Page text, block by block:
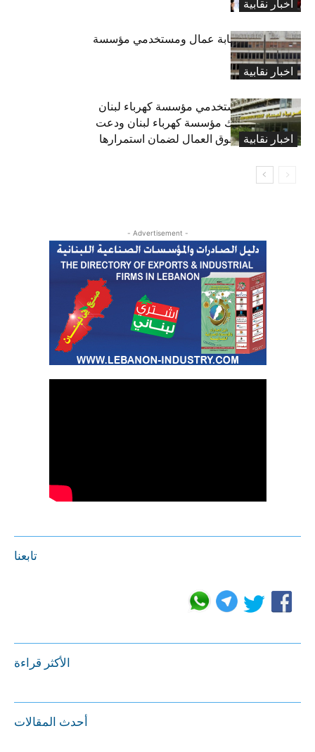
اخبار نقابية
اخبار نقابية
تعليق اضراب نقابة عمال ومستخدمي مؤسسة
كهرباء لبنان
اخبار نقابية
نقابة عمال ومستخدمي مؤسسة كهرباء لبنان
حذرت من تفكيك مؤسسة كهرباء لبنان ودعت
للحفاظ على حقوق العمال لضمان استمرارها
- Advertisement -
تابعنا
الأكثر قراءة
أحدث المقالات